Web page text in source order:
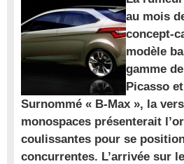
au mois
concept-
modèle
gamme
Picasso
Surnommé « B-Max », la
monospaces présenterait
coulissantes pour se
concurrentes. L’arrivée sur